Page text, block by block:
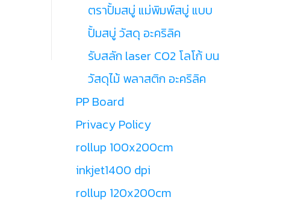
ตราปั้มสบู่ แม่พิมพ์สบู่ แบบ
ปั้มสบู่ วัสดุ อะคริลิค
รับสลัก laser CO2 โลโก้ บน
วัสดุไม้ พลาสติก อะคริลิค
PP Board
Privacy Policy
rollup 100x200cm
inkjet1400 dpi
rollup 120x200cm